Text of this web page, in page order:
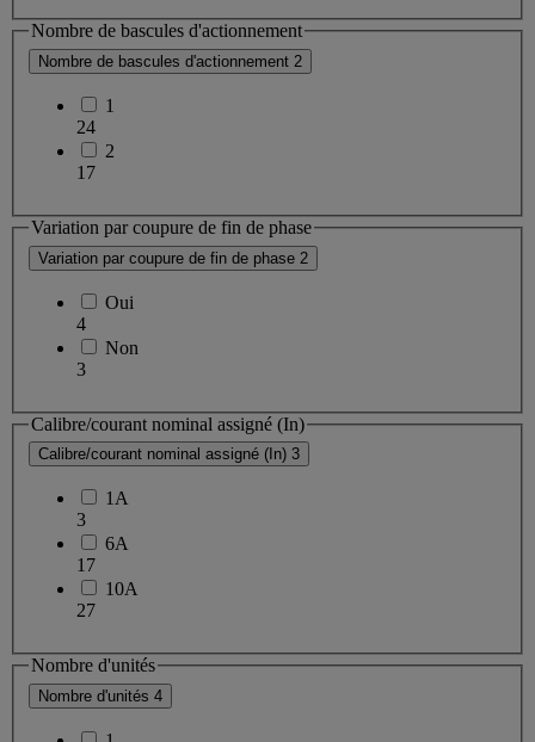
Nombre de bascules d'actionnement
Nombre de bascules d'actionnement 2
1
24
2
17
Variation par coupure de fin de phase
Variation par coupure de fin de phase 2
Oui
4
Non
3
Calibre/courant nominal assigné (In)
Calibre/courant nominal assigné (In) 3
1A
3
6A
17
10A
27
Nombre d'unités
Nombre d'unités 4